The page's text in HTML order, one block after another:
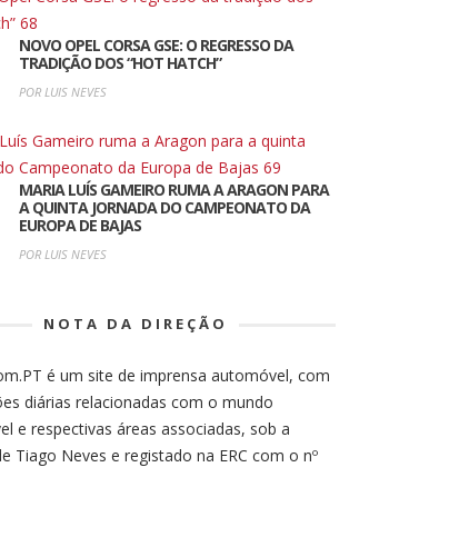
NOVO OPEL CORSA GSE: O REGRESSO DA
TRADIÇÃO DOS “HOT HATCH”
POR LUIS NEVES
MARIA LUÍS GAMEIRO RUMA A ARAGON PARA
A QUINTA JORNADA DO CAMPEONATO DA
EUROPA DE BAJAS
POR LUIS NEVES
NOTA DA DIREÇÃO
é um site de imprensa automóvel, com
diárias relacionadas com o mundo
e respectivas áreas associadas, sob a
Tiago Neves e registado na ERC com o nº